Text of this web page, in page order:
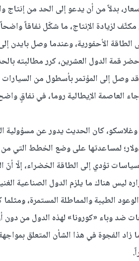
بدلاً من أن يدعو إلى الحد من إنتاج
لزيادة الإنتاج، ما شكّل نفاقاً
الأحفورية، وعندما وصل بايدن
قمة الدول العشرين، كرر مطالبته
العاصمة الإيطالية روما، في نفاقٍ
وغلاسكو، كان الحديث يدور عن مسؤولية
لمساعدتها على وضع الخطط التي
تؤدي إلى الطاقة الخضراء، إلّا أنّ
ليس هناك ما يلزم الدول الصناعية
الطيبة والمماطلة المستمرة، ومثلما
ضد وباء «كورونا» لهذه الدول من دون
الفجوة في هذا الشأن المتعلق